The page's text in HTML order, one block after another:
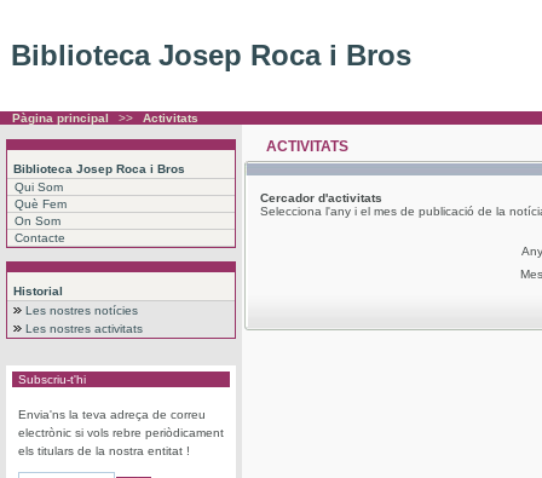
Biblioteca Josep Roca i Bros
Pàgina principal >> Activitats
Biblioteca Josep Roca i Bros
Qui Som
Què Fem
On Som
Contacte
Historial
Les nostres notícies
Les nostres activitats
Subscriu-t'hi
Envia'ns la teva adreça de correu
electrònic si vols rebre periòdicament
els titulars de la nostra entitat !
ACTIVITATS
Cercador d'activitats
Selecciona l'any i el mes de publicació de la
Any
Mes